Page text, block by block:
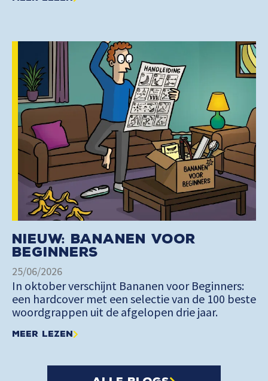
Nieuw: Bananen voor
Beginners
25/06/2026
In oktober verschijnt Bananen voor Beginners:
een hardcover met een selectie van de 100 beste
woordgrappen uit de afgelopen drie jaar.
Meer lezen